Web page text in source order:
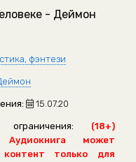
- Деймон
фэнтези
15.07.20
ограничения:
(18+)
Аудиокнига может
контент только для